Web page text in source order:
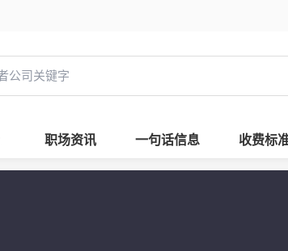
职场资讯 一句话信息 收费标